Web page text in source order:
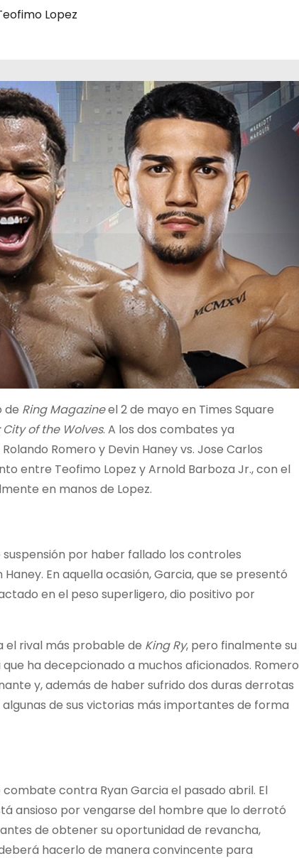
Lopez
de Ring Magazineel 2 de mayo en Times Square
City of the Wolves. A los dos combates ya
Romero y Devin Haney vs. Jose Carlos
entre Teofimo Lopez y Arnold Barboza Jr., con el
en manos de Lopez.
por haber fallado los controles
En aquella ocasión, Garcia, que se presentó
en el peso superligero, dio positivo por
el rival más probable de King Ry, pero finalmente su
ha decepcionado a muchos aficionados. Romero
y, además de haber sufrido dos duras derrotas
de sus victorias más importantes de forma
contra Ryan Garcia el pasado abril. El
ansioso por vengarse del hombre que lo derrotó
de obtener su oportunidad de revancha,
hacerlo de manera convincente para